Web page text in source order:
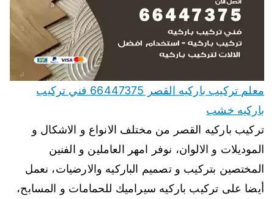
معلم تركيب باركيه القصر 66447375 فني تركيب
باركيه خشب
تركيب باركيه القصر من مختلف الانواع و الاشكال و
الموديلات و الالوان، نوفر امهر العاملين و الفنين
المختصين بتركيب و تصميم الباركيه والارضيات، نعمل
أيضا على تركيب باركيه سيراميك للحمامات و المسابح،